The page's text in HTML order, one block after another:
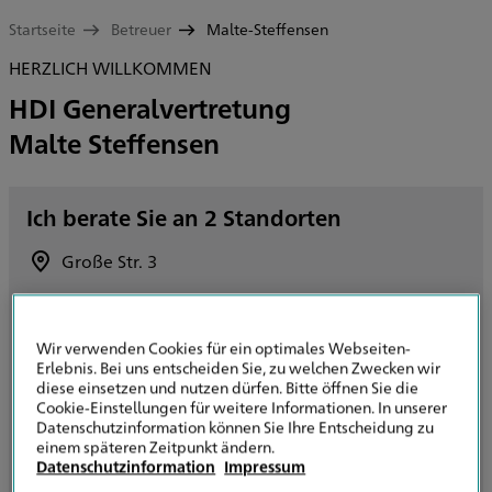
Startseite Betreuer Malte-Steffensen
HERZLICH WILLKOMMEN
HDI Generalvertretung
Malte Steffensen
Ich berate Sie an 2 Standorten
Große Str. 3
Route planen
+49 40 537983932
E-Mail senden
Wir verwenden Cookies für ein optimales Webseiten-
Erlebnis. Bei uns entscheiden Sie, zu welchen Zwecken wir
diese einsetzen und nutzen dürfen. Bitte öffnen Sie die
Cookie-Einstellungen für weitere Informationen. In unserer
Datenschutzinformation können Sie Ihre Entscheidung zu
einem späteren Zeitpunkt ändern.
Datenschutzinformation Impressum